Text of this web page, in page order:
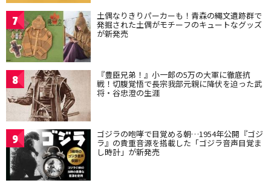
7 土偶なりきりパーカーも！青森の縄文遺跡群で
発掘された土偶がモチーフのキュートなグッズ
が新発売
8 『豊臣兄弟！』小一郎の5万の大軍に徹底抗
戦！切腹覚悟で長宗我部元親に降伏を迫った武
将・谷忠澄の生涯
9 ゴジラの咆哮で目覚める朝…1954年公開『ゴジ
ラ』の貴重音源を搭載した「ゴジラ音声目覚ま
し時計」が新発売